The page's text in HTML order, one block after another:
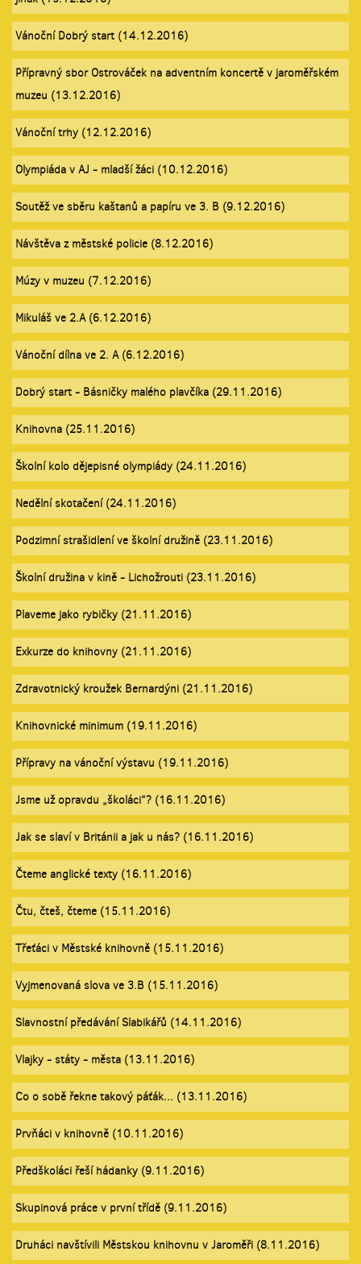
Vánoční Dobrý start (14.12.2016)
Přípravný sbor Ostrováček na adventním koncertě v jaroměřském
muzeu (13.12.2016)
Vánoční trhy (12.12.2016)
Olympiáda v AJ - mladší žáci (10.12.2016)
Soutěž ve sběru kaštanů a papíru ve 3. B (9.12.2016)
Návštěva z městské policie (8.12.2016)
Múzy v muzeu (7.12.2016)
Mikuláš ve 2.A (6.12.2016)
Vánoční dílna ve 2. A (6.12.2016)
Dobrý start - Básničky malého plavčíka (29.11.2016)
Knihovna (25.11.2016)
Školní kolo dějepisné olympiády (24.11.2016)
Nedělní skotačení (24.11.2016)
Podzimní strašidlení ve školní družině (23.11.2016)
Školní družina v kině - Lichožrouti (23.11.2016)
Plaveme jako rybičky (21.11.2016)
Exkurze do knihovny (21.11.2016)
Zdravotnický kroužek Bernardýni (21.11.2016)
Knihovnické minimum (19.11.2016)
Přípravy na vánoční výstavu (19.11.2016)
Jsme už opravdu „školáci“? (16.11.2016)
Jak se slaví v Británii a jak u nás? (16.11.2016)
Čteme anglické texty (16.11.2016)
Čtu, čteš, čteme (15.11.2016)
Třeťáci v Městské knihovně (15.11.2016)
Vyjmenovaná slova ve 3.B (15.11.2016)
Slavnostní předávání Slabikářů (14.11.2016)
Vlajky - státy - města (13.11.2016)
Co o sobě řekne takový páťák... (13.11.2016)
Prvňáci v knihovně (10.11.2016)
Předškoláci řeší hádanky (9.11.2016)
Skupinová práce v první třídě (9.11.2016)
Druháci navštívili Městskou knihovnu v Jaroměři (8.11.2016)